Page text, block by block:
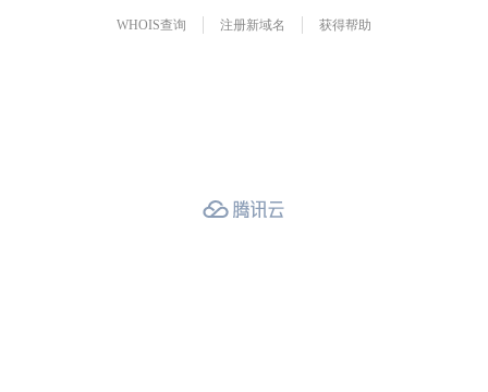
WHOIS查询 注册新域名 获得帮助